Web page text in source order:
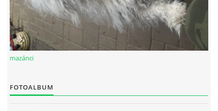
mazánci
FOTOALBUM